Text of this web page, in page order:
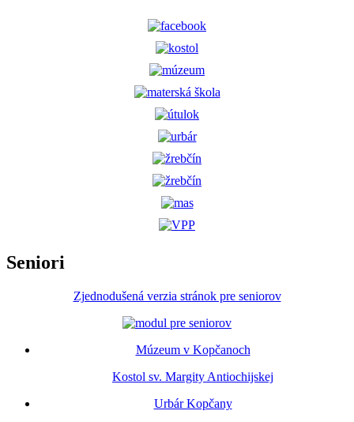
Seniori
Zjednodušená verzia stránok pre seniorov
Múzeum v Kopčanoch
Kostol sv. Margity Antiochijskej
Urbár Kopčany